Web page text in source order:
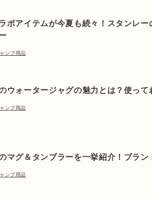
ボアイテムが今夏も続々！スタンレ
ンプ用品
ウォータージャグの魅力とは？使って
ンプ用品
マグ＆タンブラーを一挙紹介！ブラ
ンプ用品